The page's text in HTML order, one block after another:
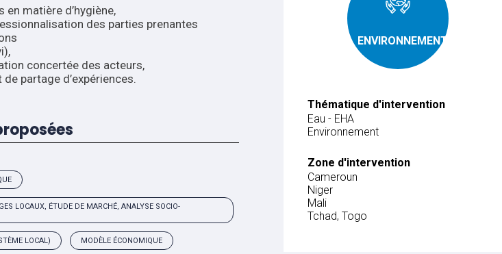
matière d’hygiène,
des parties prenantes
concertée des acteurs,
partage d’expériences.
LOCAUX, ÉTUDE DE MARCHÉ, ANALYSE SOCIO-
LOCAL) MODÈLE ÉCONOMIQUE
ENVIRONNEMENT
Thématique d'intervention
Eau - EHA
Environnement
Zone d'intervention
Cameroun
Niger
Mali
Tchad, Togo